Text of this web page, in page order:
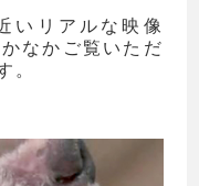
いリアルな映像
なかご覧いただ
。